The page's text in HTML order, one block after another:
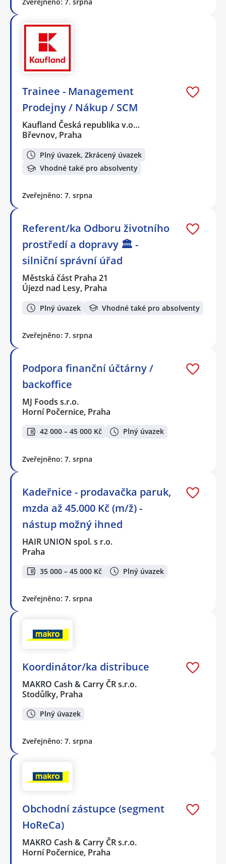
Trainee - Management
Prodejny / Nákup / SCM
Kaufland Česká republika v.o…
Břevnov, Praha
Plný úvazek, Zkrácený úvazek
Vhodné také pro absolventy
Zveřejněno: 7. srpna
Referent/ka Odboru životního
prostředí a dopravy 🏛️ -
silniční správní úřad
Městská část Praha 21
Újezd nad Lesy, Praha
Plný úvazek Vhodné také pro absolventy
Zveřejněno: 7. srpna
Podpora finanční účtárny /
backoffice
MJ Foods s.r.o.
Horní Počernice, Praha
42 000 – 45 000 Kč Plný úvazek
Zveřejněno: 7. srpna
Kadeřnice - prodavačka paruk,
mzda až 45.000 Kč (m/ž) -
nástup možný ihned
HAIR UNION spol. s r.o.
Praha
35 000 – 45 000 Kč Plný úvazek
Zveřejněno: 7. srpna
Koordinátor/ka distribuce
MAKRO Cash & Carry ČR s.r.o.
Stodůlky, Praha
Plný úvazek
Zveřejněno: 7. srpna
Obchodní zástupce (segment
HoReCa)
MAKRO Cash & Carry ČR s.r.o.
Horní Počernice, Praha